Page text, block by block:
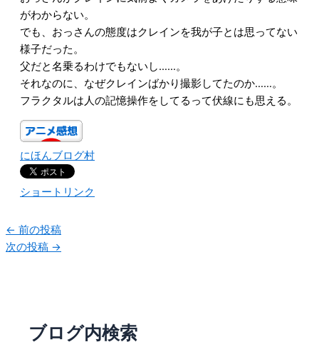
ブログ内検索
がわからない。
でも、おっさんの態度はクレインを我が子とは思ってない
様子だった。
父だと名乗るわけでもないし……。
それなのに、なぜクレインばかり撮影してたのか……。
フラクタルは人の記憶操作をしてるって伏線にも思える。
にほんブログ村
ショートリンク
← 前の投稿
次の投稿 →